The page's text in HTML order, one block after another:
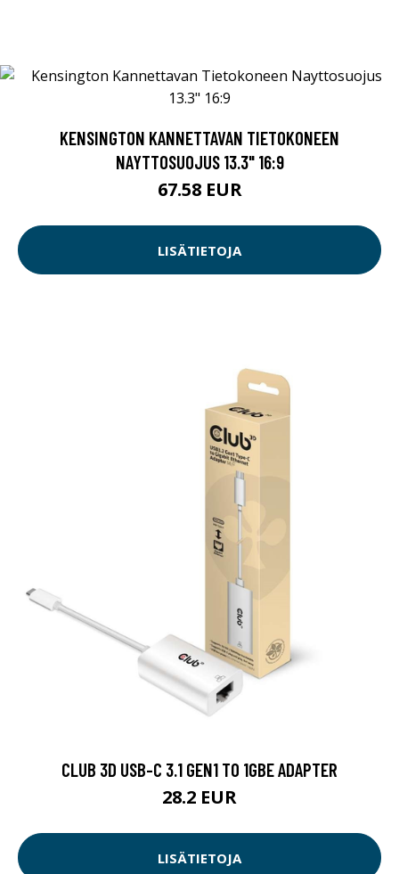
KENSINGTON KANNETTAVAN TIETOKONEEN
NAYTTOSUOJUS 13.3" 16:9
67.58 EUR
LISÄTIETOJA
CLUB 3D USB-C 3.1 GEN1 TO 1GBE ADAPTER
28.2 EUR
LISÄTIETOJA